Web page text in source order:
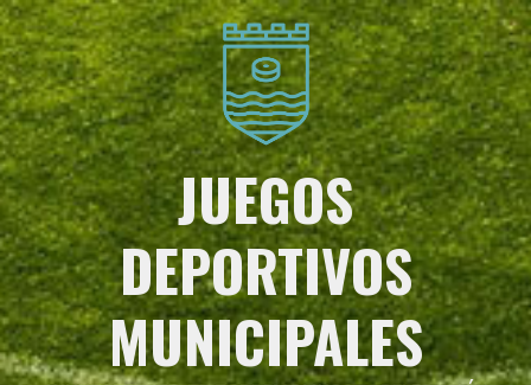
Saltar
al
contenido
JUEGOS
DEPORTIVOS
MUNICIPALES